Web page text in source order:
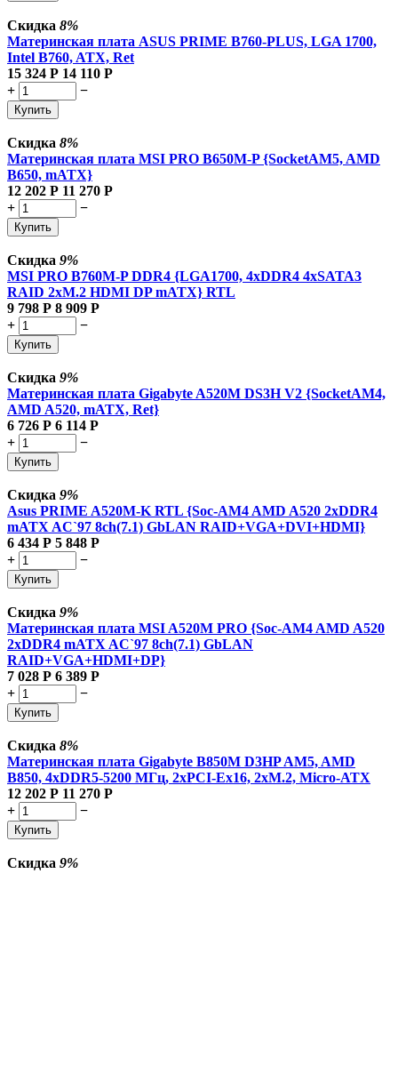
Скидка 8%
Материнская плата ASUS PRIME B760-PLUS, LGA 1700,
Intel B760, ATX, Ret
15 324 Р 14 110 Р
+
−
Купить
Скидка 8%
Материнская плата MSI PRO B650M-P {SocketAM5, AMD
B650, mATX}
12 202 Р 11 270 Р
+
−
Купить
Скидка 9%
MSI PRO B760M-P DDR4 {LGA1700, 4xDDR4 4xSATA3
RAID 2xM.2 HDMI DP mATX} RTL
9 798 Р 8 909 Р
+
−
Купить
Скидка 9%
Материнская плата Gigabyte A520M DS3H V2 {SocketAM4,
AMD A520, mATX, Ret}
6 726 Р 6 114 Р
+
−
Купить
Скидка 9%
Asus PRIME A520M-K RTL {Soc-AM4 AMD A520 2xDDR4
mATX AC`97 8ch(7.1) GbLAN RAID+VGA+DVI+HDMI}
6 434 Р 5 848 Р
+
−
Купить
Скидка 9%
Материнская плата MSI A520M PRO {Soc-AM4 AMD A520
2xDDR4 mATX AC`97 8ch(7.1) GbLAN
RAID+VGA+HDMI+DP}
7 028 Р 6 389 Р
+
−
Купить
Скидка 8%
Материнская плата Gigabyte B850M D3HP AM5, AMD
B850, 4xDDR5-5200 МГц, 2xPCI-Ex16, 2xM.2, Micro-ATX
12 202 Р 11 270 Р
+
−
Купить
Скидка 9%